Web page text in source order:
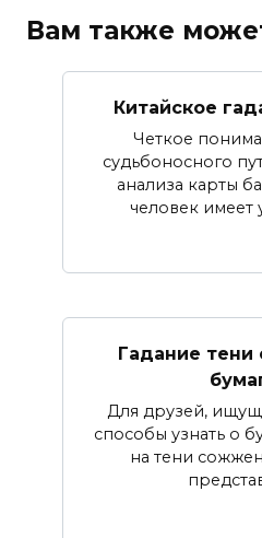
Вам также
Китайское
Четкое
судьбоносного
анализа карты
человек имеет
Гадание
Для друзей,
способы узнать о
на тени